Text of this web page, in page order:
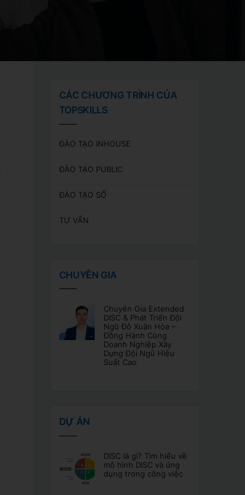
CÁC CHƯƠNG TRÌNH CỦA
TOPSKILLS
ĐÀO TẠO INHOUSE
ĐÀO TẠO PUBLIC
ĐÀO TẠO SỐ
TƯ VẤN
CHUYÊN GIA
Chuyên Gia Extended
DISC & Phát Triển Đội
Ngũ Đỗ Xuân Hòa –
Đồng Hành Cùng
Doanh Nghiệp Xây
Dựng Đội Ngũ Hiệu
Suất Cao
DỰ ÁN
DISC là gì? Tìm hiểu về
mô hình DISC và ứng
dụng trong công việc